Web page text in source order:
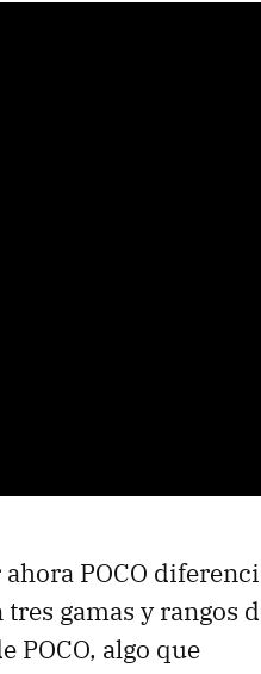
POCO
gamas y rangos
POCO, algo que